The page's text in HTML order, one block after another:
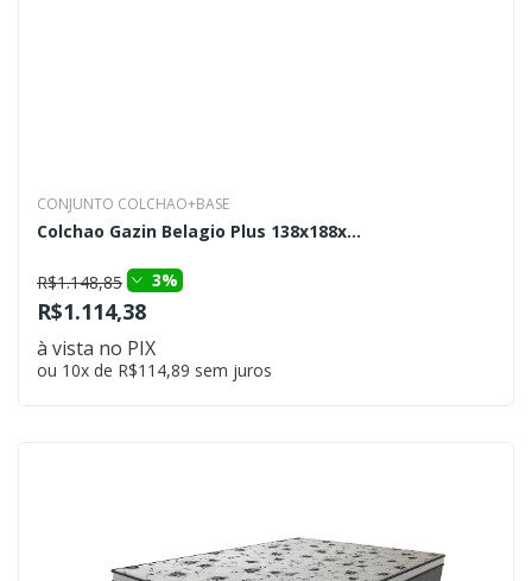
CONJUNTO COLCHAO+BASE
Colchao Gazin Belagio Plus 138x188x...
R$1.148,85 3%
R$1.114,38
à vista no PIX
ou 10x de R$114,89 sem juros